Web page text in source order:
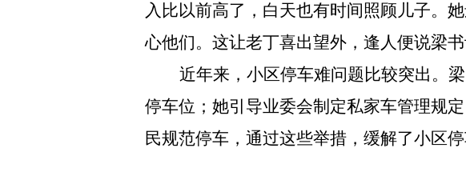
入比以前高了，白天也有时间照顾儿子。
心他们。这让老丁喜出望外，逢人便说梁
近年来，小区停车难问题比较突出。
停车位；她引导业委会制定私家车管理规
民规范停车，通过这些举措，缓解了小区停